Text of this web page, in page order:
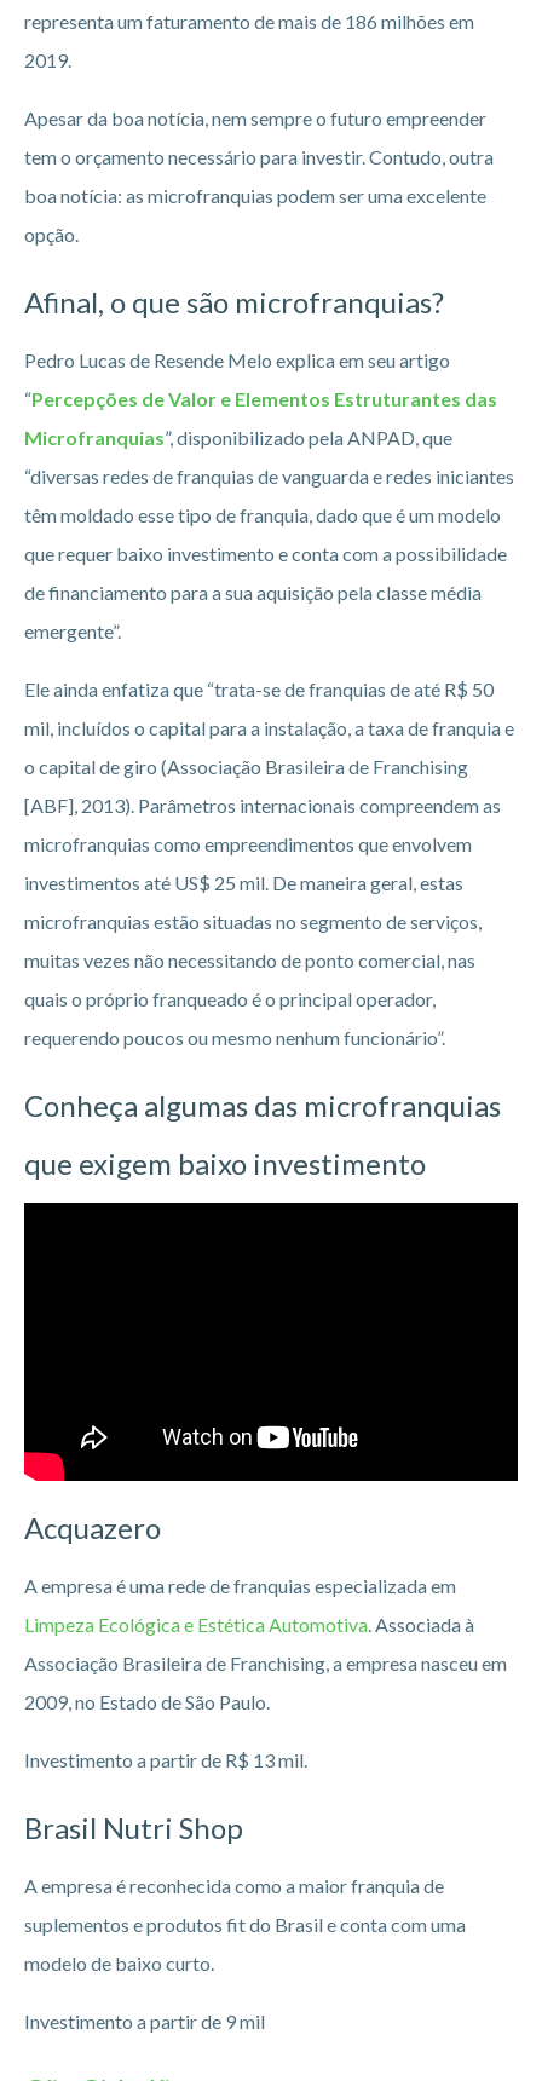
representa um faturamento de mais de 186 milhões em
2019.
Apesar da boa notícia, nem sempre o futuro empreender
tem o orçamento necessário para investir. Contudo, outra
boa notícia: as microfranquias podem ser uma excelente
opção.
Afinal, o que são microfranquias?
Pedro Lucas de Resende Melo explica em seu artigo
“Percepções de Valor e Elementos Estruturantes das
Microfranquias”, disponibilizado pela ANPAD, que
“diversas redes de franquias de vanguarda e redes iniciantes
têm moldado esse tipo de franquia, dado que é um modelo
que requer baixo investimento e conta com a possibilidade
de financiamento para a sua aquisição pela classe média
emergente”.
Ele ainda enfatiza que “trata-se de franquias de até R$ 50
mil, incluídos o capital para a instalação, a taxa de franquia e
o capital de giro (Associação Brasileira de Franchising
[ABF], 2013). Parâmetros internacionais compreendem as
microfranquias como empreendimentos que envolvem
investimentos até US$ 25 mil. De maneira geral, estas
microfranquias estão situadas no segmento de serviços,
muitas vezes não necessitando de ponto comercial, nas
quais o próprio franqueado é o principal operador,
requerendo poucos ou mesmo nenhum funcionário”.
Conheça algumas das microfranquias
que exigem baixo investimento
Acquazero
A empresa é uma rede de franquias especializada em
Limpeza Ecológica e Estética Automotiva. Associada à
Associação Brasileira de Franchising, a empresa nasceu em
2009, no Estado de São Paulo.
Investimento a partir de R$ 13 mil.
Brasil Nutri Shop
A empresa é reconhecida como a maior franquia de
suplementos e produtos fit do Brasil e conta com uma
modelo de baixo curto.
Investimento a partir de 9 mil